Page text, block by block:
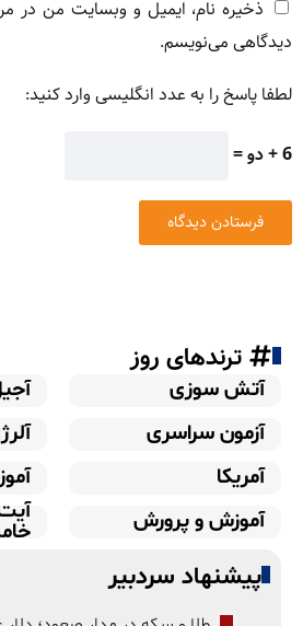
ذخیره نام، ایمیل و وبسایت من در
دیدگاهی می‌نویسم.
لطفا پاسخ را به عدد انگلیسی وارد کنید:
6 + دو =
ترندهای روز
آتش سوزی
آزمون سراسری
آمریکا
آموزش و پرورش
پیشنهاد سردبیر